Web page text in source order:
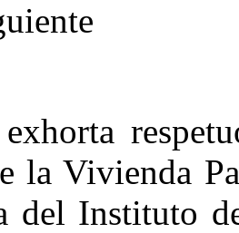
la Vivienda
del Instituto